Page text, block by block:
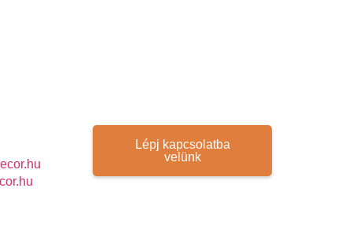
Lépj kapcsolatba
velünk